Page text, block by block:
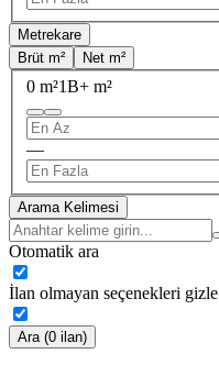
Metrekare
Brüt m²
Net m²
0 m²1B+ m²
—
Arama Kelimesi
Otomatik ara
İlan olmayan seçenekleri gizle
Ara (0 ilan)